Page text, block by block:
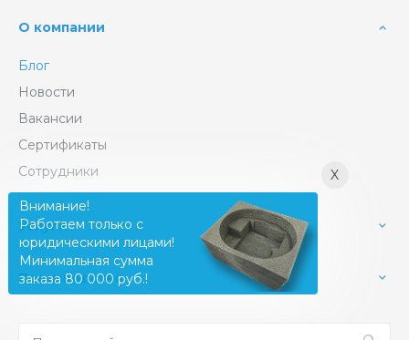
О компании
Блог
Новости
Вакансии
Сертификаты
Сотрудники
Услуги
Производство
X
Внимание!
Работаем только с
юридическими лицами!
Минимальная сумма
заказа 80 000 руб.!